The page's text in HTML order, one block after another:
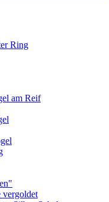
Ring
am Reif